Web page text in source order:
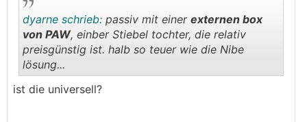
..
dyarne schrieb: passiv mit einer externen box
von PAW, einber Stiebel tochter, die relativ
preisgünstig ist. halb so teuer wie die Nibe
lösung...
ist die universell?